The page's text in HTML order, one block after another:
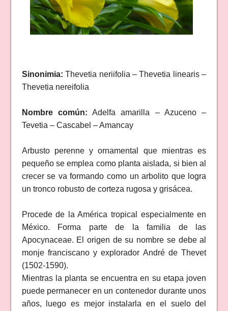
Sinonimia: Thevetia neriifolia – Thevetia linearis –
Thevetia nereifolia
Nombre común: Adelfa amarilla – Azuceno –
Tevetia – Cascabel – Amancay
Arbusto perenne y ornamental que mientras es
pequeño se emplea como planta aislada, si bien al
crecer se va formando como un arbolito que logra
un tronco robusto de corteza rugosa y grisácea.
Procede de la América tropical especialmente en
México. Forma parte de la familia de las
Apocynaceae. El origen de su nombre se debe al
monje franciscano y explorador André de Thevet
(1502-1590).
Mientras la planta se encuentra en su etapa joven
puede permanecer en un contenedor durante unos
años, luego es mejor instalarla en el suelo del